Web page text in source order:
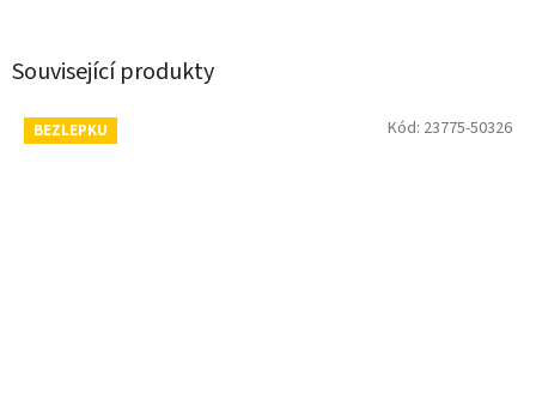
Související produkty
BEZLEPKU Kód: 23775-50326